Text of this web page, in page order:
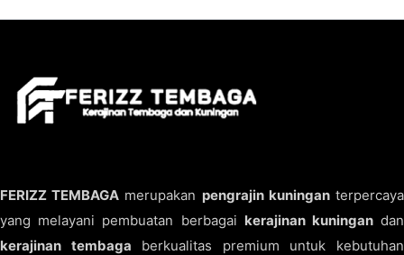
FERIZZ TEMBAGA merupakan pengrajin kuninganterpercaya
yang melayani pembuatan berbagai kerajinan kuningandan
kerajinan tembaga berkualitas premium untuk kebutuhan